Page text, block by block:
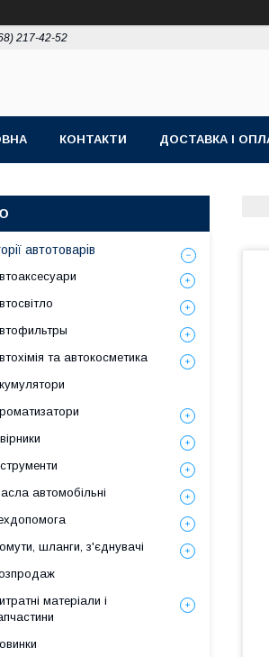
217-42-52
КОНТАКТИ ДОСТАВКА І
автотоварів
та автокосметика
автомобільні
шланги, з'єднувачі
матеріали і